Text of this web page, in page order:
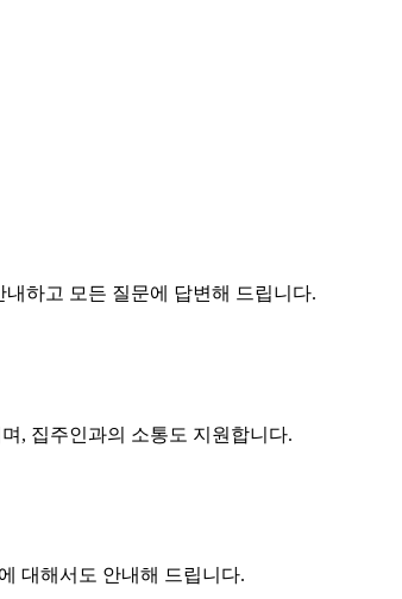
하고 모든 질문에 답변해 드립니다.
, 집주인과의 소통도 지원합니다.
대해서도 안내해 드립니다.